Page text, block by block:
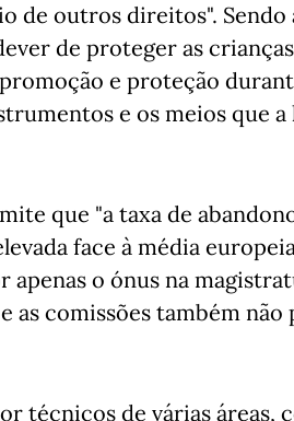
de outros direitos". Sendo
de proteger as
e proteção
e os meios que a
que "a taxa de
face à média
apenas o ónus na
as comissões também não
técnicos de várias áreas,